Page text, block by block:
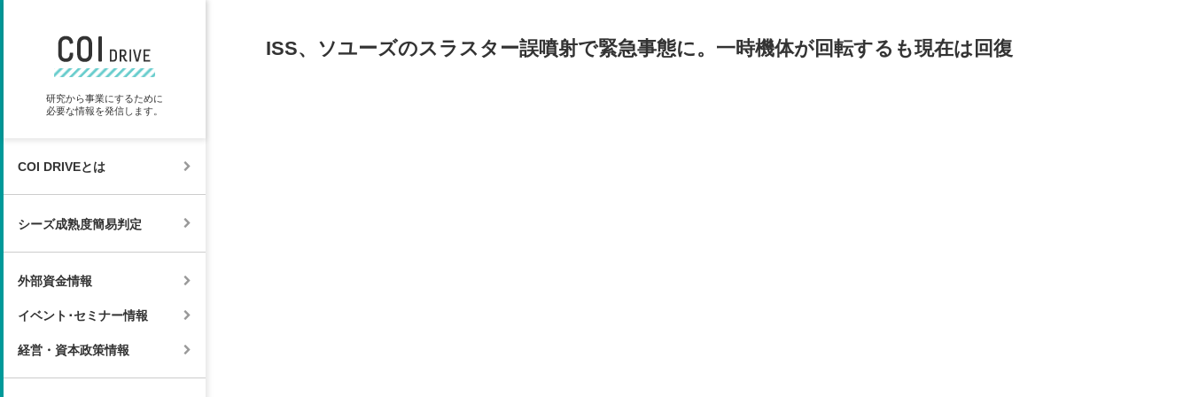
研究から事業にするために
必要な情報を発信します。
COI DRIVEとは
シーズ成熟度簡易判定
外部資金情報
イベント･セミナー情報
経営・資本政策情報
ISS、ソユーズのスラスター誤噴射で緊急事態に。一時機体が回転するも現在は回復